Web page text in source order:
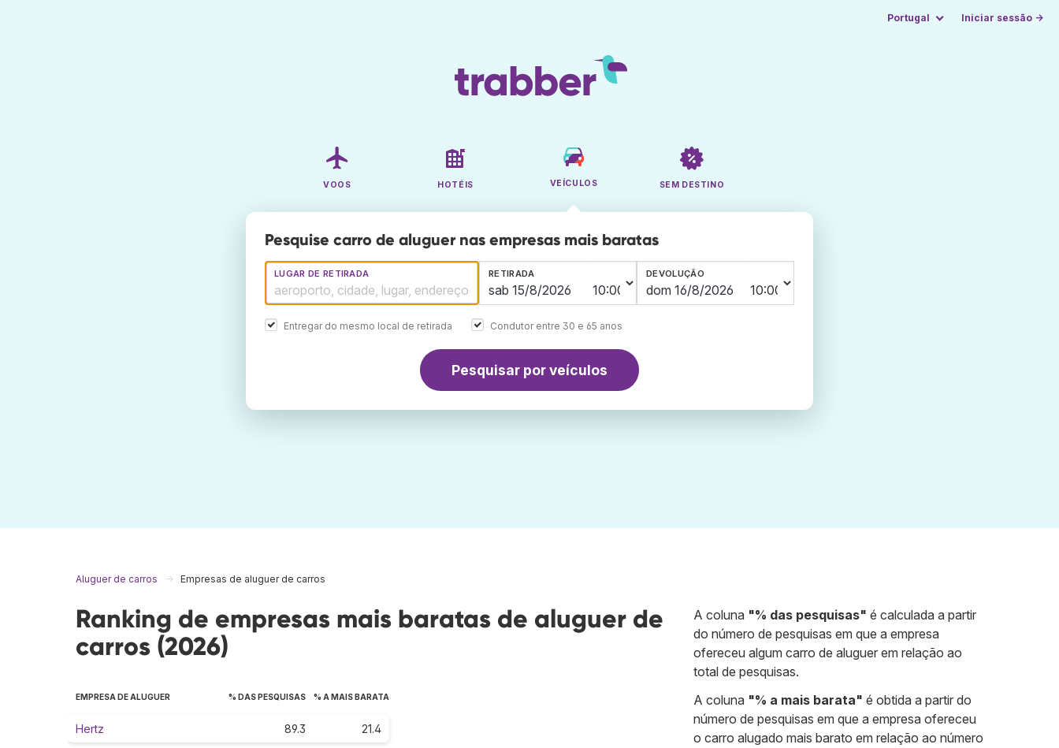
Portugal Iniciar sessão →
VOOS HOTÉIS VEÍCULOS SEM DESTINO
Pesquise carro de aluguer nas empresas mais baratas
LUGAR DE RETIRADA RETIRADA DEVOLUÇÃO
Entregar do mesmo local de retirada Condutor entre 30 e 65 anos
Pesquisar por veículos
Aluguer de carros Empresas de aluguer de carros
Ranking de empresas mais baratas de aluguer de
carros (2026)
EMPRESA DE ALUGUER % DAS PESQUISAS % A MAIS BARATA
Hertz 89.3 21.4
A coluna "% das pesquisas" é calculada a partir
do número de pesquisas em que a empresa
ofereceu algum carro de aluguer em relação ao
total de pesquisas.
A coluna "% a mais barata" é obtida a partir do
número de pesquisas em que a empresa ofereceu
o carro alugado mais barato em relação ao número